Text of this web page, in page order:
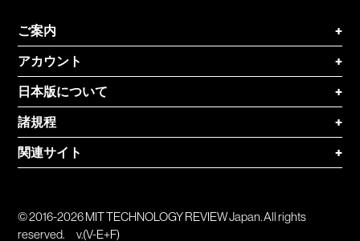
ご案内
+
アカウント
+
日本版について
+
諸規程
+
関連サイト
+
© 2016-2026 MIT TECHNOLOGY REVIEW Japan. All rights
reserved.
v.(V-E+F)